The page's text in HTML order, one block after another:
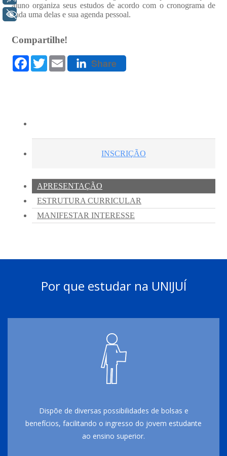
Por que estudar na UNIJUÍ
Dispõe de diversas possibilidades de bolsas e
benefícios, facilitando o ingresso do jovem estudante
ao ensino superior.
+ Acessibilidade